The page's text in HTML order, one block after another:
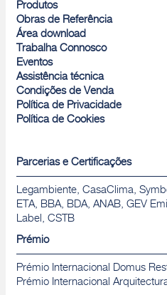
Produtos
Obras de Referência
Área download
Trabalha Connosco
Eventos
Assistência técnica
Condições de Venda
Política de Privacidade
Política de Cookies
Parcerias e Certificações
Legambiente, CasaClima,
ETA, BBA, BDA, ANAB, GEV
Label, CSTB
Prémio
Prémio Internacional Domus
Prémio Internacional